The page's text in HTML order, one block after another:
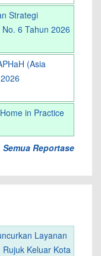
Strategi
6 Tahun 2026
(Asia
in Practice
Semua Reportase
Layanan
Keluar Kota